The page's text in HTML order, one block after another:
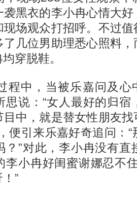
黑衣的李小冉心情大
场观众打招呼。不过
几位男助理悉心照料
穿脱鞋。
中，当被乐嘉问及心
思说：“女人最好的归宿
中，就是替女性朋友
便引来乐嘉好奇追问：
？”对此，李小冉没有直
李小冉好闺蜜谢娜忍不
”